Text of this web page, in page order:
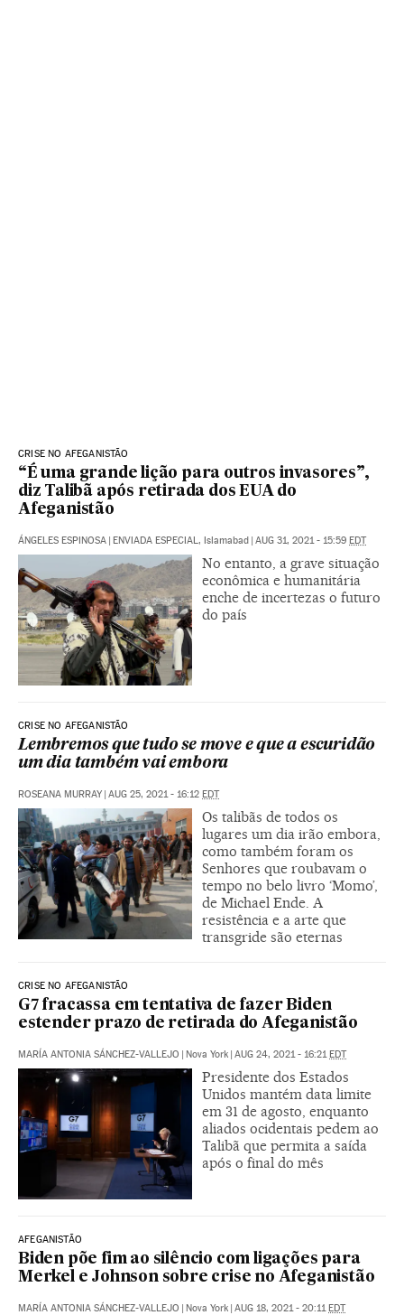
CRISE NO AFEGANISTÃO
“É uma grande lição para outros invasores”,
diz Talibã após retirada dos EUA do
Afeganistão
ÁNGELES ESPINOSA | ENVIADA ESPECIAL, Islamabad | AUG 31, 2021 - 15:59 EDT
No entanto, a grave situação
econômica e humanitária
enche de incertezas o futuro
do país
CRISE NO AFEGANISTÃO
Lembremos que tudo se move e que a escuridão
um dia também vai embora
ROSEANA MURRAY | AUG 25, 2021 - 16:12 EDT
Os talibãs de todos os
lugares um dia irão embora,
como também foram os
Senhores que roubavam o
tempo no belo livro ‘Momo’,
de Michael Ende. A
resistência e a arte que
transgride são eternas
CRISE NO AFEGANISTÃO
G7 fracassa em tentativa de fazer Biden
estender prazo de retirada do Afeganistão
MARÍA ANTONIA SÁNCHEZ-VALLEJO | Nova York | AUG 24, 2021 - 16:21EDT
Presidente dos Estados
Unidos mantém data limite
em 31 de agosto, enquanto
aliados ocidentais pedem ao
Talibã que permita a saída
após o final do mês
AFEGANISTÃO
Biden põe fim ao silêncio com ligações para
Merkel e Johnson sobre crise no Afeganistão
MARÍA ANTONIA SÁNCHEZ-VALLEJO | Nova York | AUG 18, 2021 - 20:11EDT